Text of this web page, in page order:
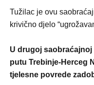
Tužilac je ovu
krivično djelo
U drugoj
putu Trebinje-Herceg
tjelesne povrede